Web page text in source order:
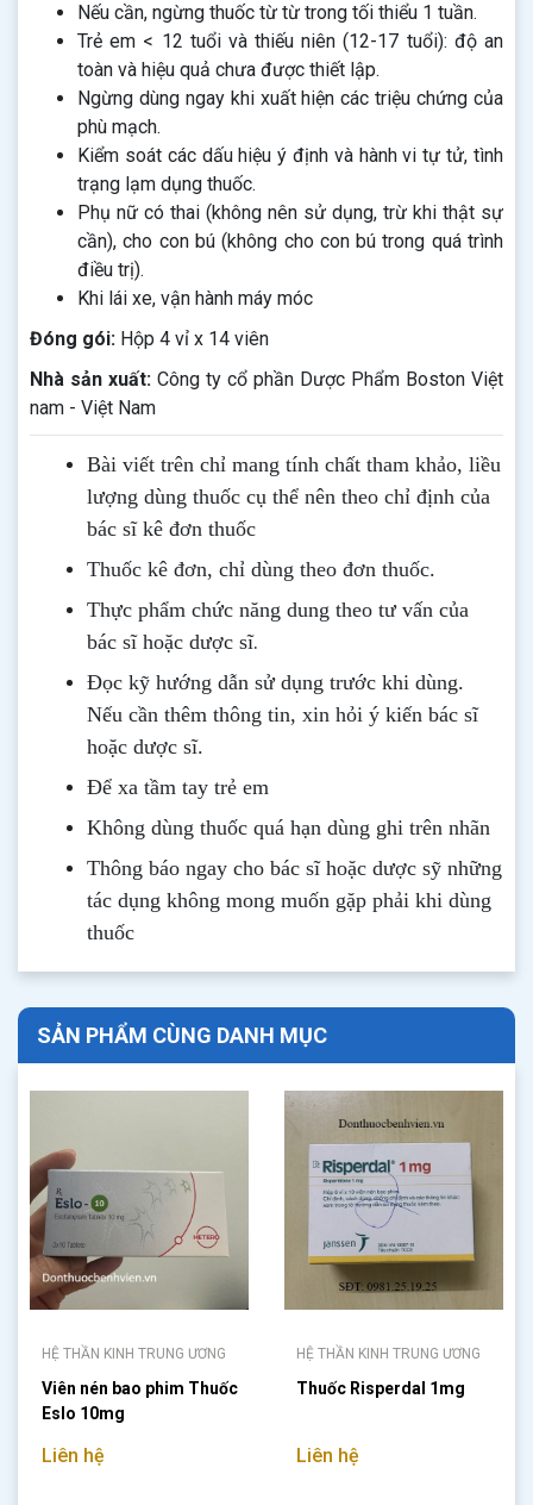
Nếu cần, ngừng thuốc từ từ trong tối thiểu 1 tuần.
Trẻ em < 12 tuổi và thiếu niên (12-17 tuổi): độ an
toàn và hiệu quả chưa được thiết lập.
Ngừng dùng ngay khi xuất hiện các triệu chứng của
phù mạch.
Kiểm soát các dấu hiệu ý định và hành vi tự tử, tình
trạng lạm dụng thuốc.
Phụ nữ có thai (không nên sử dụng, trừ khi thật sự
cần), cho con bú (không cho con bú trong quá trình
điều trị).
Khi lái xe, vận hành máy móc
Đóng gói: Hộp 4 vỉ x 14 viên
Nhà sản xuất: Công ty cổ phần Dược Phẩm Boston Việt
nam - Việt Nam
Bài viết trên chỉ mang tính chất tham khảo, liều
lượng dùng thuốc cụ thể nên theo chỉ định của
bác sĩ kê đơn thuốc
Thuốc kê đơn, chỉ dùng theo đơn thuốc.
Thực phẩm chức năng dung theo tư vấn của
bác sĩ hoặc dược sĩ.
Đọc kỹ hướng dẫn sử dụng trước khi dùng.
Nếu cần thêm thông tin, xin hỏi ý kiến bác sĩ
hoặc dược sĩ.
Để xa tầm tay trẻ em
Không dùng thuốc quá hạn dùng ghi trên nhãn
Thông báo ngay cho bác sĩ hoặc dược sỹ những
tác dụng không mong muốn gặp phải khi dùng
thuốc
SẢN PHẨM CÙNG DANH MỤC
HỆ THẦN KINH TRUNG ƯƠNG
Viên nén bao phim Thuốc
Eslo 10mg
Liên hệ
HỆ THẦN KINH TRUNG ƯƠNG
Thuốc Risperdal 1mg
Liên hệ